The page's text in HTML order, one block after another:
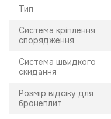
Тип
Система кріплення
спорядження
Система швидкого
скидання
Розмір відсіку для
бронеплит